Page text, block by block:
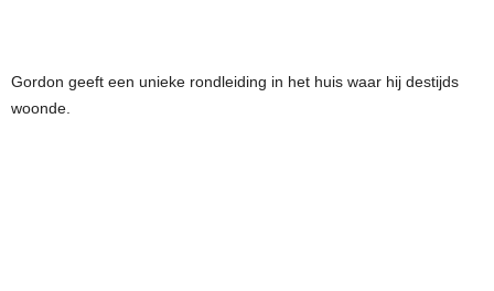
Gordon geeft een unieke rondleiding in het huis waar hij destijds
woonde.